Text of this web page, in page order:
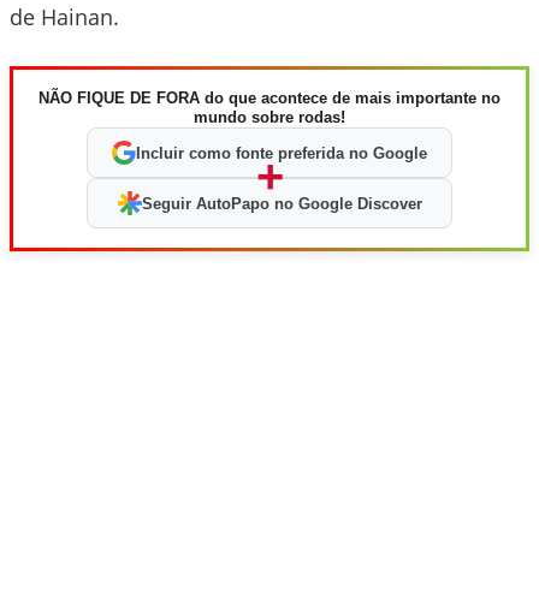
de Hainan.
NÃO FIQUE DE FORA do que acontece de mais importante no
mundo sobre rodas!
Incluir como fonte preferida no Google
+
Seguir AutoPapo no Google Discover